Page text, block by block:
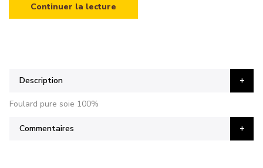
Continuer la lecture
Description
Foulard pure soie 100%
Commentaires